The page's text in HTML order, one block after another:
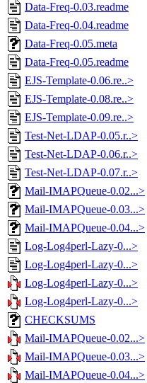
Data-Freq-0.03.readme
Data-Freq-0.04.readme
Data-Freq-0.05.meta
Data-Freq-0.05.readme
EJS-Template-0.06.re..>
EJS-Template-0.08.re..>
EJS-Template-0.09.re..>
Test-Net-LDAP-0.05.r..>
Test-Net-LDAP-0.06.r..>
Test-Net-LDAP-0.07.r..>
Mail-IMAPQueue-0.02...>
Mail-IMAPQueue-0.03...>
Mail-IMAPQueue-0.04...>
Log-Log4perl-Lazy-0...>
Log-Log4perl-Lazy-0...>
Log-Log4perl-Lazy-0...>
Log-Log4perl-Lazy-0...>
CHECKSUMS
Mail-IMAPQueue-0.02...>
Mail-IMAPQueue-0.03...>
Mail-IMAPQueue-0.04...>